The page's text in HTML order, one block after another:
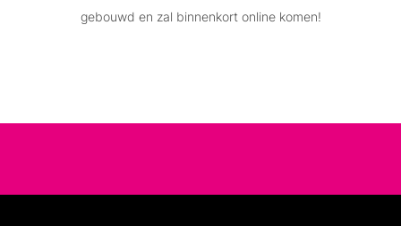
gebouwd en zal binnenkort online komen!